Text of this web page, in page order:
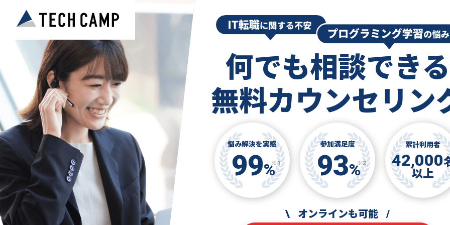
何でも相談できる
無料カウンセリン
悩み解決を実感
99%※1
参加満足度
93%※2
累計利用者
42,000
以上
\ オンラインも可能 /